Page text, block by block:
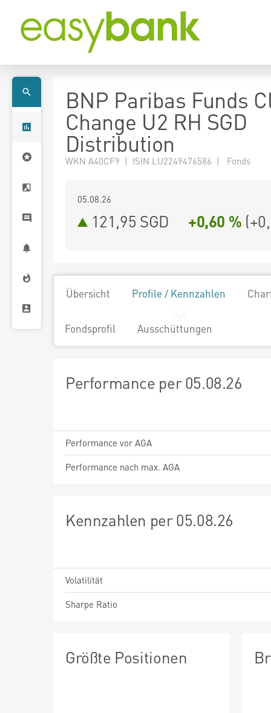
BNP Paribas Funds
Change U2 RH SGD
Distribution
WKN A40CF9 | ISIN LU2249476586 | Fonds
05.08.26
121,95 SGD +0,60 % (
Übersicht Profile / Kennzahlen
Fondsprofil Ausschüttungen
Performance per 05.08.26
Performance vor AGA
Performance nach max. AGA
Kennzahlen per 05.08.26
Volatilität
Sharpe Ratio
Größte Positionen